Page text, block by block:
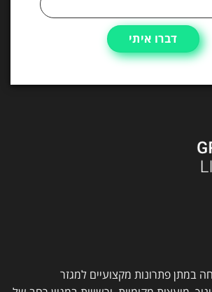
במתן פתרונות מקצועיים למגזר